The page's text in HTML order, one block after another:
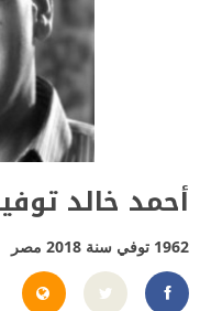
أحمد خالد
1962 توفي سنة 2018 مصر